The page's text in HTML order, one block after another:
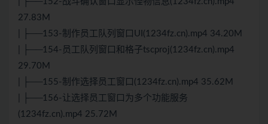
27.83M
| ├──153-制作员工队列窗口UI(1234fz.cn).mp4 34.20M
| ├──154-员工队列窗口和格子tscproj(1234fz.cn).mp4
29.70M
| ├──155-制作选择员工窗口(1234fz.cn).mp4 35.62M
| ├──156-让选择员工窗口为多个功能服务
(1234fz.cn).mp4 25.72M